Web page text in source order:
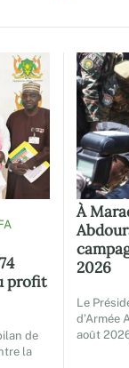
profit
de
la
À
2026
Le
d’Armée
août